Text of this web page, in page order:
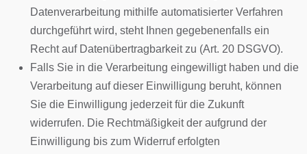
Datenverarbeitung mithilfe automatisierter Verfahren
durchgeführt wird, steht Ihnen gegebenenfalls ein
Recht auf Datenübertragbarkeit zu (Art. 20 DSGVO).
Falls Sie in die Verarbeitung eingewilligt haben und die
Verarbeitung auf dieser Einwilligung beruht, können
Sie die Einwilligung jederzeit für die Zukunft
widerrufen. Die Rechtmäßigkeit der aufgrund der
Einwilligung bis zum Widerruf erfolgten